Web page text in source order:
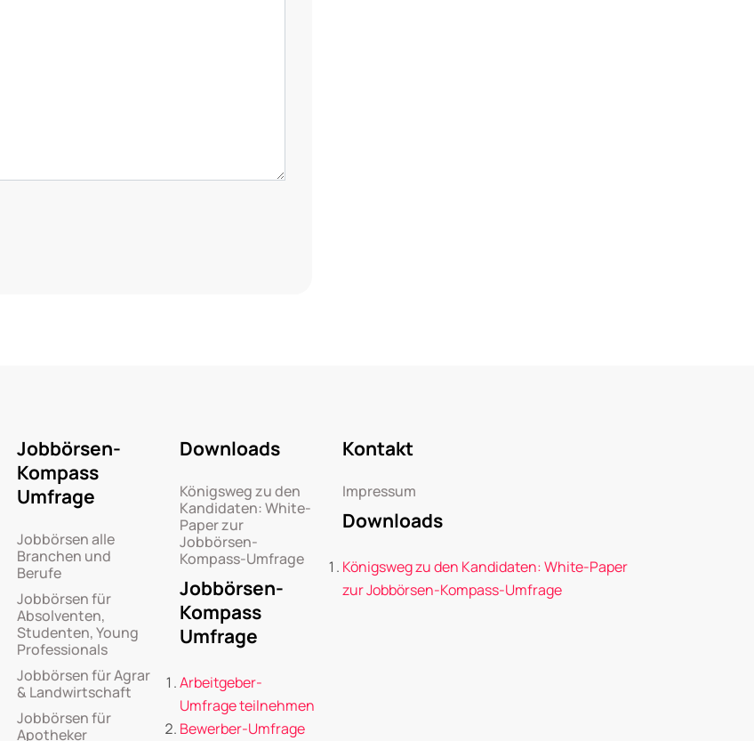
Jobbörsen-
Kompass
Umfrage
Jobbörsen alle
Branchen und
Berufe
Jobbörsen für
Absolventen,
Studenten, Young
Professionals
Jobbörsen für Agrar
& Landwirtschaft
Jobbörsen für
Apotheker
Downloads
Königsweg zu den
Kandidaten: White-
Paper zur
Jobbörsen-
Kompass-Umfrage
Jobbörsen-
Kompass
Umfrage
Arbeitgeber-
Umfrage teilnehmen
Bewerber-Umfrage
Kontakt
Impressum
Downloads
Königsweg zu den Kandidaten: White-Paper
zur Jobbörsen-Kompass-Umfrage